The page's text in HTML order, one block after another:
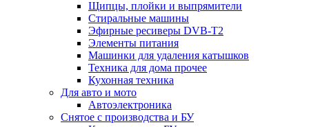
Щипцы, плойки и выпрямители
Стиральные машины
Эфирные ресиверы DVB-T2
Элементы питания
Машинки для удаления катышков
Техника для дома прочее
Кухонная техника
Для авто и мото
Автоэлектроника
Снятое с производства и БУ